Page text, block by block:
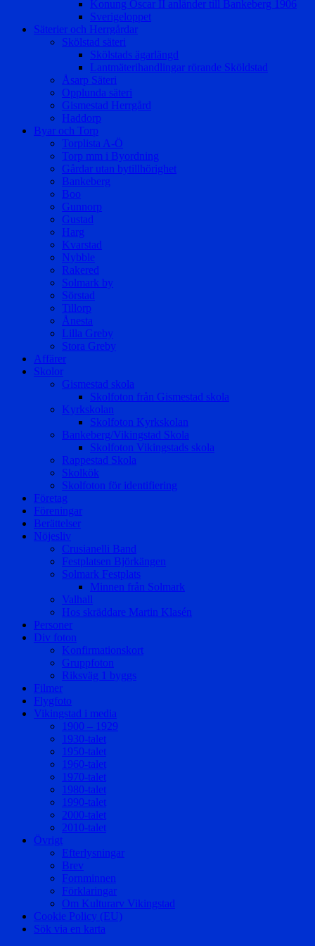
Konung Oscar II anländer till Bankeberg 1906
Sverigeloppet
Säterier och Herrgårdar
Skölstad säteri
Skölstads ägarlängd
Lantmäterihandlingar rörande Sköldstad
Åsarp Säteri
Opplunda säteri
Gismestad Herrgård
Haddorp
Byar och Torp
Torplista A-Ö
Torp mm i Byordning
Gårdar utan bytillhörighet
Bankeberg
Boo
Gunnorp
Gustad
Harg
Kvarstad
Nybble
Rakered
Solmark by
Sörstad
Tillorp
Ånesta
Lilla Greby
Stora Greby
Affärer
Skolor
Gismestad skola
Skolfoton från Gismestad skola
Kyrkskolan
Skolfoton Kyrkskolan
Bankeberg/Vikingstad Skola
Skolfoton Vikingstads skola
Rappestad Skola
Skolkök
Skolfoton för identifiering
Företag
Föreningar
Berättelser
Nöjesliv
Crusianelli Band
Festplatsen Björkängen
Solmark Festplats
Minnen från Solmark
Valhall
Hos skräddare Martin Klasén
Personer
Div foton
Konfirmationskort
Gruppfoton
Riksväg 1 byggs
Filmer
Flygfoto
Vikingstad i media
1900 – 1929
1930-talet
1950-talet
1960-talet
1970-talet
1980-talet
1990-talet
2000-talet
2010-talet
Övrigt
Efterlysningar
Brev
Fornminnen
Förklaringar
Om Kulturarv Vikingstad
Cookie Policy (EU)
Sök via en karta